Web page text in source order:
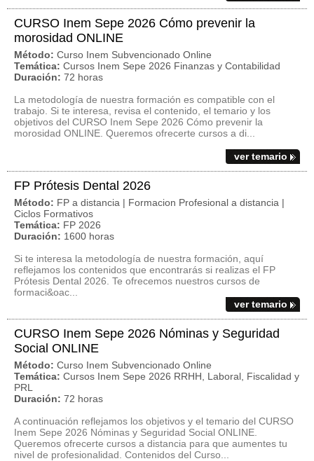
CURSO Inem Sepe 2026 Cómo prevenir la
morosidad ONLINE
Método: Curso Inem Subvencionado Online
Temática: Cursos Inem Sepe 2026 Finanzas y Contabilidad
Duración: 72 horas
La metodología de nuestra formación es compatible con el
trabajo. Si te interesa, revisa el contenido, el temario y los
objetivos del CURSO Inem Sepe 2026 Cómo prevenir la
morosidad ONLINE. Queremos ofrecerte cursos a di...
ver temario
FP Prótesis Dental 2026
Método: FP a distancia | Formacion Profesional a distancia |
Ciclos Formativos
Temática: FP 2026
Duración: 1600 horas
Si te interesa la metodología de nuestra formación, aquí
reflejamos los contenidos que encontrarás si realizas el FP
Prótesis Dental 2026. Te ofrecemos nuestros cursos de
formaci&oac...
ver temario
CURSO Inem Sepe 2026 Nóminas y Seguridad
Social ONLINE
Método: Curso Inem Subvencionado Online
Temática: Cursos Inem Sepe 2026 RRHH, Laboral, Fiscalidad y
PRL
Duración: 72 horas
A continuación reflejamos los objetivos y el temario del CURSO
Inem Sepe 2026 Nóminas y Seguridad Social ONLINE.
Queremos ofrecerte cursos a distancia para que aumentes tu
nivel de profesionalidad. Contenidos del Curso...